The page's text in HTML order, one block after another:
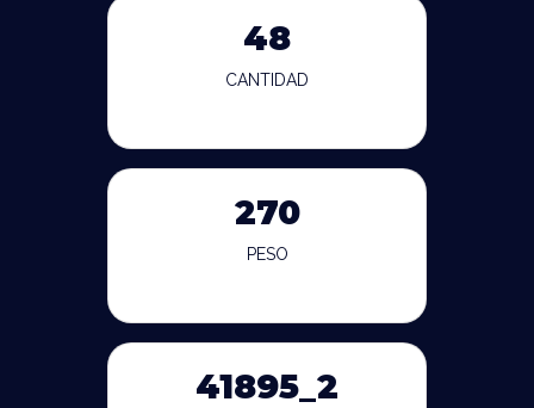
48
CANTIDAD
270
PESO
41895_2